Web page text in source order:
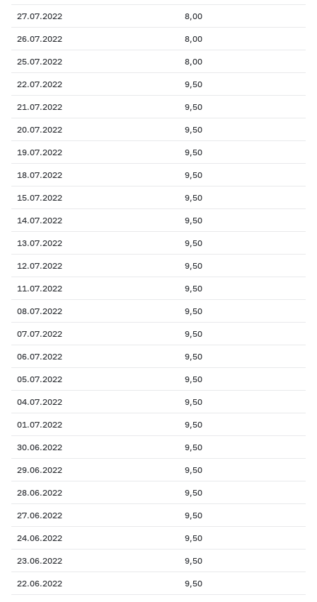
27.07.2022 8,00
26.07.2022 8,00
25.07.2022 8,00
22.07.2022 9,50
21.07.2022 9,50
20.07.2022 9,50
19.07.2022 9,50
18.07.2022 9,50
15.07.2022 9,50
14.07.2022 9,50
13.07.2022 9,50
12.07.2022 9,50
11.07.2022 9,50
08.07.2022 9,50
07.07.2022 9,50
06.07.2022 9,50
05.07.2022 9,50
04.07.2022 9,50
01.07.2022 9,50
30.06.2022 9,50
29.06.2022 9,50
28.06.2022 9,50
27.06.2022 9,50
24.06.2022 9,50
23.06.2022 9,50
22.06.2022 9,50